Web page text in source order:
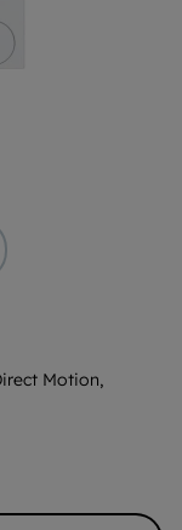
Motion,